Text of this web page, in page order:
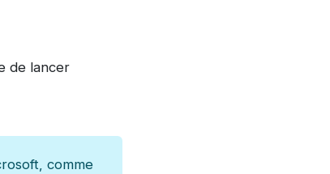
de lancer
comme